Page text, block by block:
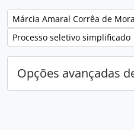
Remover filtro:
Márcia Amaral Corrêa de
Remover filtro:
Processo seletivo simplificado
Opções avançadas